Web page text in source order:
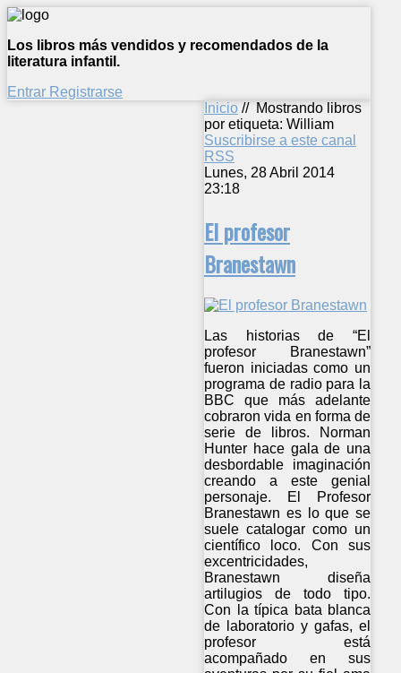
Los libros más vendidos y recomendados de la
literatura infantil.
Entrar Registrarse
Inicio // Mostrando libros
por etiqueta: William
Suscribirse a este canal
RSS
Lunes, 28 Abril 2014
23:18
El profesor
Branestawn
Las historias de “El
profesor Branestawn”
fueron iniciadas como un
programa de radio para la
BBC que más adelante
cobraron vida en forma de
serie de libros. Norman
Hunter hace gala de una
desbordable imaginación
creando a este genial
personaje. El Profesor
Branestawn es lo que se
suele catalogar como un
científico loco. Con sus
excentricidades,
Branestawn diseña
artilugios de todo tipo.
Con la típica bata blanca
de laboratorio y gafas, el
profesor está
acompañado en sus